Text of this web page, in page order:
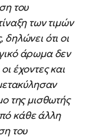
του
των τιμών
ότι οι
άρωμα δεν
έχοντες και
της μισθωτής
κάθε άλλη
του